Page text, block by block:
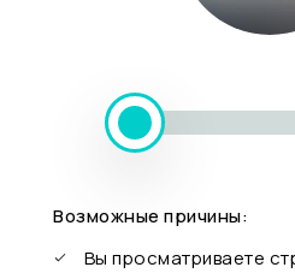
Возможные причины:
Вы просматриваете